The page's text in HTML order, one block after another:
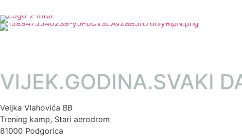
VIJEK.GODINA.SVAKI
Veljka Vlahovića BB
Trening kamp, Stari aerodrom
81000 Podgorica